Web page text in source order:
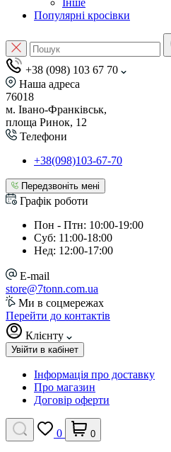
Інше
Популярні кросівки
+38 (098) 103 67 70
Наша адреса
76018
м. Івано-Франківськ,
площа Ринок, 12
Телефони
+38(098)103-67-70
Передзвоніть мені
Графік роботи
Пон - Птн: 10:00-19:00
Суб: 11:00-18:00
Нед: 12:00-17:00
E-mail
store@7tonn.com.ua
Ми в соцмережах
Перейти до контактів
Клієнту
Увійти в кабінет
Інформація про доставку
Про магазин
Договір оферти
0 0